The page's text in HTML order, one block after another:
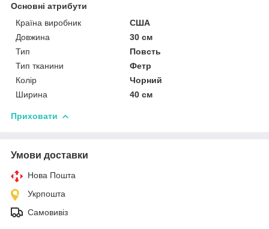
Основні атрибути
Країна виробник
США
Довжина
30 см
Тип
Повсть
Тип тканини
Фетр
Колір
Чорний
Ширина
40 см
Приховати
Умови доставки
Нова Пошта
Укрпошта
Самовивіз